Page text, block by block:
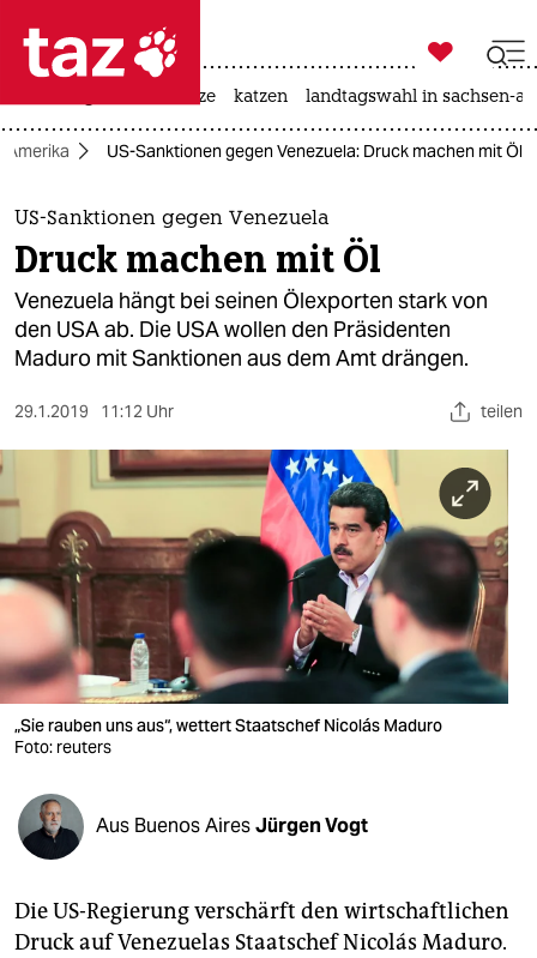
 taz zahl ich
taz zahl ich
themen
politik
öko
berlin
nord
wahrheit
verlag
verlag
veranstaltungen
shop
unterstützen

taz zahl ich
hitze katzen landtagswahl in sachsen-
Amerika US-Sanktionen gegen Venezuela: Druck machen mit Öl
US-Sanktionen gegen Venezuela
Druck machen mit Öl
Venezuela hängt bei seinen Ölexporten stark von
den USA ab. Die USA wollen den Präsidenten
Maduro mit Sanktionen aus dem Amt drängen.
29.1.2019 11:12 Uhr teilen
„Sie rauben uns aus“, wettert Staatschef Nicolás Maduro
Foto: reuters
Aus Buenos AiresJürgen Vogt
Die US-Regierung verschärft den wirtschaftlichen
Druck auf Venezuelas Staatschef Nicolás Maduro.